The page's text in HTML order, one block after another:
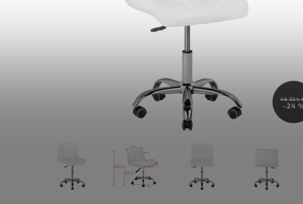
46 354
–24